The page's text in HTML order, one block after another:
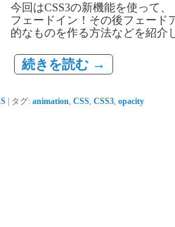
今回はCSS3の新機能を使って、
フェードイン！その後フェード
的なものを作る方法などを紹介
続きを読む →
| タグ: animation CSS CSS3 opacity